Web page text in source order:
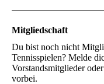
Mitgliedschaft
Du bist noch nicht
Tennisspielen? Melde
Vorstandsmitglieder
vorbei.